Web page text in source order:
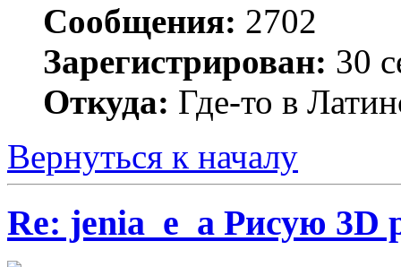
Сообщения: 2702
Зарегистрирован: 30
Откуда: Где-то в
Вернуться к началу
Re: jenia_e_a Рисую 3D